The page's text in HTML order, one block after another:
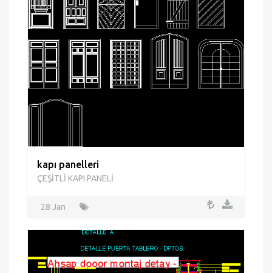
kapı panelleri
ÇEŞİTLİ KAPI PANELİ
28 Jan